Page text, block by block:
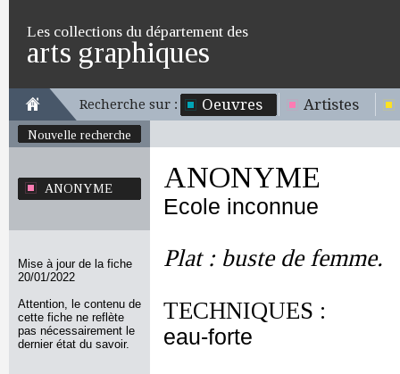
Les collections du département des
arts graphiques
Recherche sur : Oeuvres Artistes
Nouvelle recherche
ANONYME
Mise à jour de la fiche
20/01/2022
Attention, le contenu de
cette fiche ne reflète
pas nécessairement le
dernier état du savoir.
ANONYME
Ecole inconnue
Plat : buste de femme.
TECHNIQUES :
eau-forte